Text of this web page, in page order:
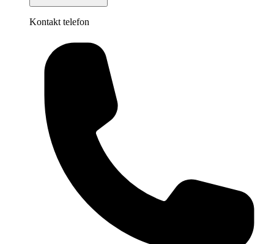
Kontakt telefon